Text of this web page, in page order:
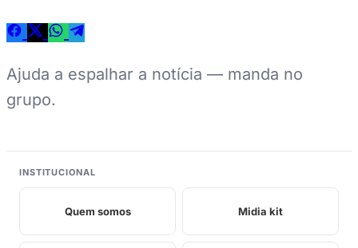
Ajuda a espalhar a notícia — manda no
grupo.
INSTITUCIONAL
Quem somos Midia kit